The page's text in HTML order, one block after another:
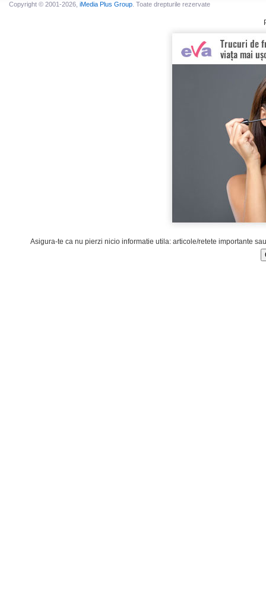
Copyright © 2001-2026, iMedia Plus Group . Toate drepturile rezervate
Asigura-te ca nu pierzi nicio informatie utila: articole/retete importante